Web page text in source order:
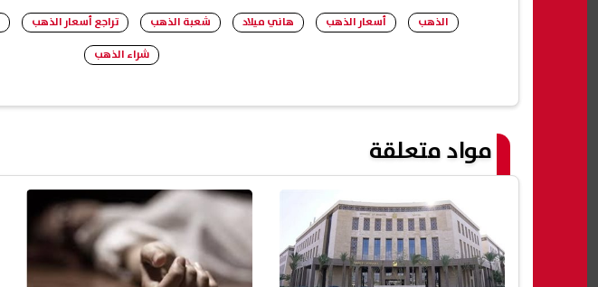
الذهب أسعار الذهب هاني ميلاد شعبة الذهب تراجع أسعار الذهب
شراء الذهب
مواد متعلقة